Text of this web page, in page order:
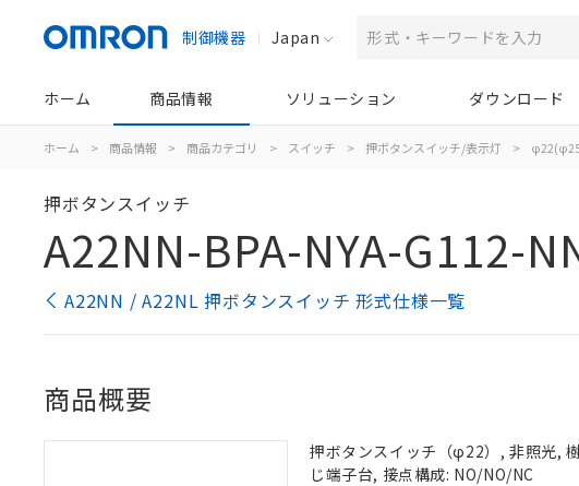
制御機器 Japan
ホーム 商品情報 ソリューション ダウンロード
ホーム > 商品情報 > 商品カテゴリ > スイッチ > 押ボタンスイッチ/表示灯 >
押ボタンスイッチ
A22NN-BPA-NYA-G112-
A22NN / A22NL 押ボタンスイッチ 形式仕様一覧
商品概要
押ボタンスイッチ（φ22）, 非照光,
じ端子台, 接点構成: NO/NO/NC